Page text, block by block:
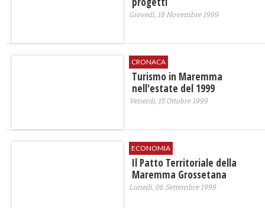
Giovedì, 18 Novembre 1999
CRONACA
Turismo in Maremma
nell'estate del 1999
Venerdì, 15 Ottobre 1999
ECONOMIA
Il Patto Territoriale della
Maremma Grossetana
Lunedì, 06 Settembre 1999